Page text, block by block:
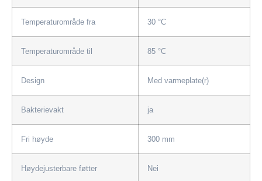
Temperaturområde fra 30 °C
Temperaturområde til 85 °C
Design Med varmeplate(r)
Bakterievakt ja
Fri høyde 300 mm
Høydejusterbare føtter Nei